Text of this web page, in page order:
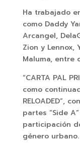
Ha trabajado
como Daddy
Arcangel,
Zion y Lennox,
Maluma, entre
“CARTA PAL
como
RELOADED”,
partes “Side
participación
género urbano.